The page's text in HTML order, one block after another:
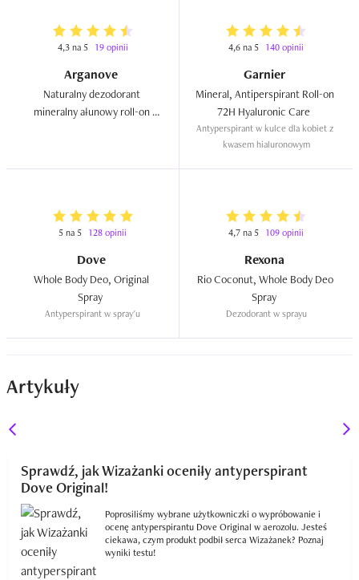
4,3 na 5 19 opinii
Arganove
Naturalny dezodorant
mineralny ałunowy roll-on
4,6 na 5 140 opinii
Garnier
Mineral, Antiperspirant Roll-on
Antyperspirant w kulce dla kobiet z
kwasem hialuronowym
5 na 5 128 opinii
Dove
Whole Body Deo, Original
Antyperspirant w spray'u
4,7 na 5 109 opinii
Rexona
Rio Coconut, Whole Body Deo
Dezodorant w sprayu
Artykuły
Sprawdź, jak Wizażanki oceniły antyperspirant
Dove Original!
Poprosiliśmy wybrane użytkowniczki o wypróbowanie i
ocenę antyperspirantu Dove Original w aerozolu. Jesteś
ciekawa, czym produkt podbił serca Wizażanek? Poznaj
wyniki testu!